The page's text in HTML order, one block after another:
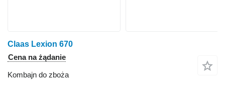
Claas Lexion 670
Cena na żądanie
Kombajn do zboża